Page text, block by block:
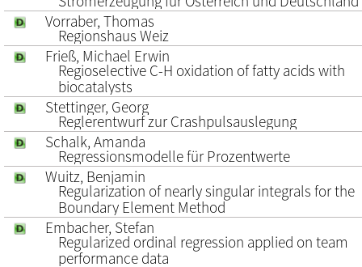
Vorraber, Thomas
Regionshaus Weiz
Frieß, Michael Erwin
Regioselective C-H oxidation of fatty acids with
biocatalysts
Stettinger, Georg
Reglerentwurf zur Crashpulsauslegung
Schalk, Amanda
Regressionsmodelle für Prozentwerte
Wuitz, Benjamin
Regularization of nearly singular integrals for the
Boundary Element Method
Embacher, Stefan
Regularized ordinal regression applied on team
performance data